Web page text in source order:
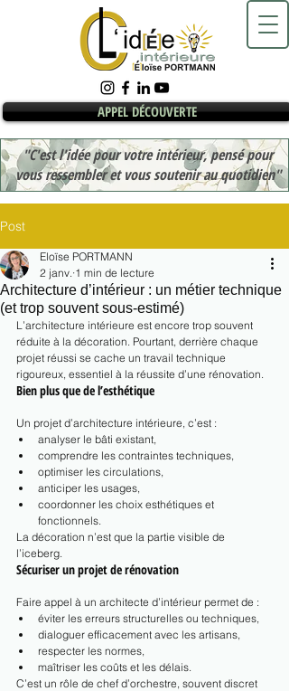
APPEL DÉCOUVERTE
"C'est l'idée pour votre intérieur, pensé pour
vous ressembler et vous soutenir au quotidien"
Post
Architecture d’intérieur : un métier technique
(et trop souvent sous-estimé)
Eloïse PORTMANN
2 janv. 1 min de lecture
L’architecture intérieure est encore trop souvent
réduite à la décoration. Pourtant, derrière chaque
projet réussi se cache un travail technique
rigoureux, essentiel à la réussite d’une rénovation.
Bien plus que de l’esthétique
Un projet d’architecture intérieure, c’est :
analyser le bâti existant,
comprendre les contraintes techniques,
optimiser les circulations,
anticiper les usages,
coordonner les choix esthétiques et
fonctionnels.
La décoration n’est que la partie visible de
l’iceberg.
Sécuriser un projet de rénovation
Faire appel à un architecte d’intérieur permet de :
éviter les erreurs structurelles ou techniques,
dialoguer efficacement avec les artisans,
respecter les normes,
maîtriser les coûts et les délais.
C’est un rôle de chef d’orchestre, souvent discret